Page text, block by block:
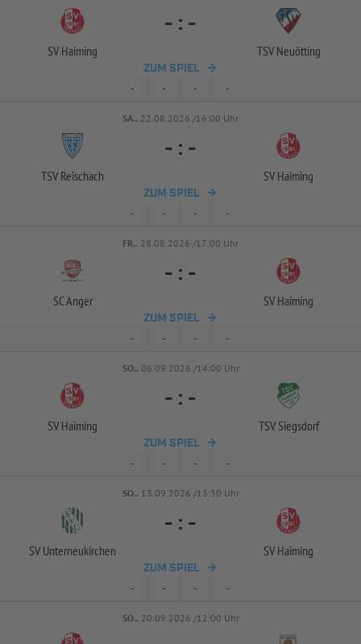
SV Haiming
- : -
TSV Neuötting
ZUM SPIEL
- - - -
SA.. 22.08.2026 /16:00 Uhr
TSV Reischach
- : -
SV Haiming
ZUM SPIEL
- - - -
FR.. 28.08.2026 /17:00 Uhr
SC Anger
- : -
SV Haiming
ZUM SPIEL
- - - -
SO.. 06.09.2026 /14:00 Uhr
SV Haiming
- : -
TSV Siegsdorf
ZUM SPIEL
- - - -
SO.. 13.09.2026 /13:30 Uhr
SV Unterneukirchen
- : -
SV Haiming
ZUM SPIEL
- - - -
SO.. 20.09.2026 /12:00 Uhr